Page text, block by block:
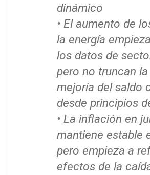
dinámico
• El aumento de
la energía
los datos de
pero no truncan
mejoría del saldo
desde principios
• La inflación en
mantiene estable
pero empieza a
efectos de la